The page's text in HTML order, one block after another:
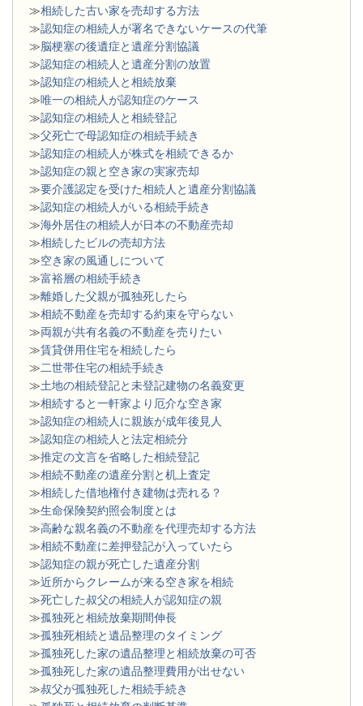
≫相続した古い家を売却する方法
≫認知症の相続人が署名できないケースの代筆
≫脳梗塞の後遺症と遺産分割協議
≫認知症の相続人と遺産分割の放置
≫認知症の相続人と相続放棄
≫唯一の相続人が認知症のケース
≫認知症の相続人と相続登記
≫父死亡で母認知症の相続手続き
≫認知症の相続人が株式を相続できるか
≫認知症の親と空き家の実家売却
≫要介護認定を受けた相続人と遺産分割協議
≫認知症の相続人がいる相続手続き
≫海外居住の相続人が日本の不動産売却
≫相続したビルの売却方法
≫空き家の風通しについて
≫富裕層の相続手続き
≫離婚した父親が孤独死したら
≫相続不動産を売却する約束を守らない
≫両親が共有名義の不動産を売りたい
≫賃貸併用住宅を相続したら
≫二世帯住宅の相続手続き
≫土地の相続登記と未登記建物の名義変更
≫相続すると一軒家より厄介な空き家
≫認知症の相続人に親族が成年後見人
≫認知症の相続人と法定相続分
≫推定の文言を省略した相続登記
≫相続不動産の遺産分割と机上査定
≫相続した借地権付き建物は売れる？
≫生命保険契約照会制度とは
≫高齢な親名義の不動産を代理売却する方法
≫相続不動産に差押登記が入っていたら
≫認知症の親が死亡した遺産分割
≫近所からクレームが来る空き家を相続
≫死亡した叔父の相続人が認知症の親
≫孤独死と相続放棄期間伸長
≫孤独死相続と遺品整理のタイミング
≫孤独死した家の遺品整理と相続放棄の可否
≫孤独死した家の遺品整理費用が出せない
≫叔父が孤独死した相続手続き